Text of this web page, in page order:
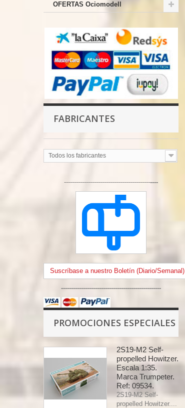
OFERTAS Ociomodell
FABRICANTES
Todos los fabricantes
-----------------------------------------------
Suscríbase a nuestro Boletín (Diario/Semanal)
--------------------------------------------------
PROMOCIONES ESPECIALES
2S19-M2 Self-
propelled Howitzer.
Escala 1:35.
Marca Trumpeter.
Ref: 09534.
2S19-M2 Self-
propelled Howitzer....